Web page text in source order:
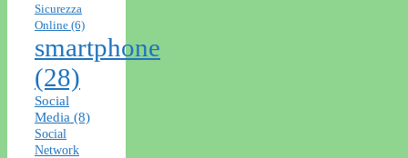
Sicurezza
Online (6)
smartphone
(28)
Social
Media (8)
Social
Network